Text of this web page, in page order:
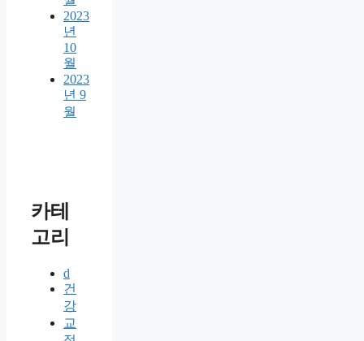
2023
년
10
월
2023
년 9
월
카테
고리
d
건
강
교